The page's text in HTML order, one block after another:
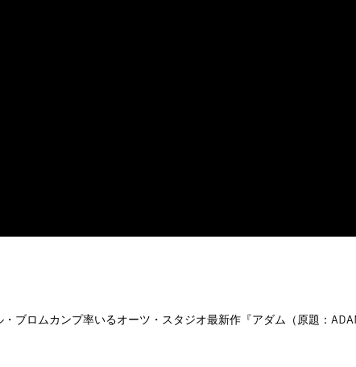
ブロムカンプ率いるオーツ・スタジオ最新作『アダム（原題：